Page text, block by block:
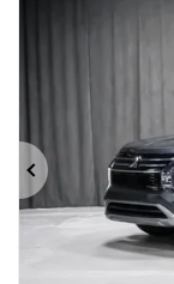
Précédent